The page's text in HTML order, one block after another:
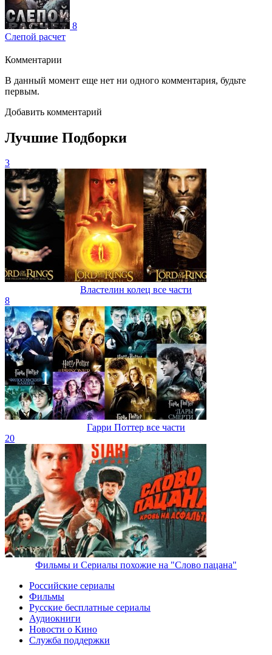
8
Слепой расчет
Комментарии
В данный момент еще нет ни одного комментария, будьте
первым.
Добавить комментарий
Лучшие Подборки
3
Властелин колец все части
8
Гарри Поттер все части
20
Фильмы и Сериалы похожие на "Слово пацана"
Российские сериалы
Фильмы
Русские бесплатные сериалы
Аудиокниги
Новости о Кино
Служба поддержки